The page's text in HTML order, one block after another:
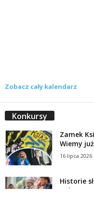
Zobacz cały kalendarz
Konkursy
Zamek
Wiemy
16 lipca 2026
Historie